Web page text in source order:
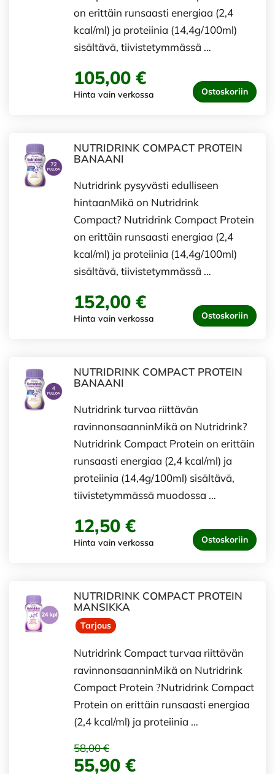
on erittäin runsaasti energiaa (2,4
kcal/ml) ja proteiinia (14,4g/100ml)
sisältävä, tiivistetymmässä …
105,00 €
Hinta vain verkossa Ostoskoriin
NUTRIDRINK COMPACT PROTEIN
BANAANI
Nutridrink pysyvästi edulliseen
hintaanMikä on Nutridrink
Compact? Nutridrink Compact Protein
on erittäin runsaasti energiaa (2,4
kcal/ml) ja proteiinia (14,4g/100ml)
sisältävä, tiivistetymmässä …
152,00 €
Hinta vain verkossa Ostoskoriin
NUTRIDRINK COMPACT PROTEIN
BANAANI
Nutridrink turvaa riittävän
ravinnonsaanninMikä on Nutridrink?
Nutridrink Compact Protein on erittäin
runsaasti energiaa (2,4 kcal/ml) ja
proteiinia (14,4g/100ml) sisältävä,
tiivistetymmässä muodossa …
12,50 €
Hinta vain verkossa Ostoskoriin
NUTRIDRINK COMPACT PROTEIN
MANSIKKA
Tarjous
Nutridrink Compact turvaa riittävän
ravinnonsaanninMikä on Nutridrink
Compact Protein ?Nutridrink Compact
Protein on erittäin runsaasti energiaa
(2,4 kcal/ml) ja proteiinia …
58,00 €
55,90 €